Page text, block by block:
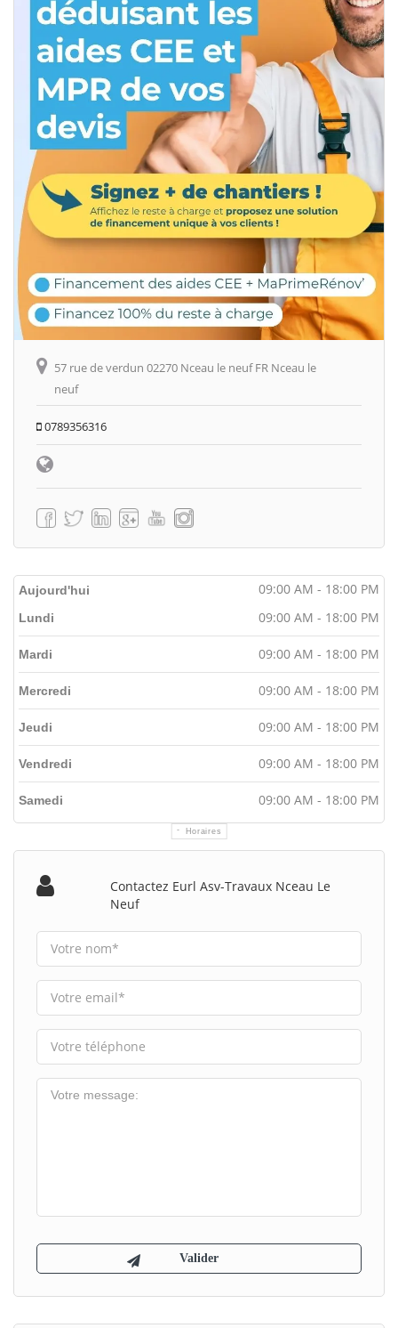
57 rue de verdun 02270 Nceau le neuf FR Nceau le
neuf
0789356316
Aujourd'hui 09:00 AM - 18:00 PM
Horaires
Lundi 09:00 AM - 18:00 PM
Mardi 09:00 AM - 18:00 PM
Mercredi 09:00 AM - 18:00 PM
Jeudi 09:00 AM - 18:00 PM
Vendredi 09:00 AM - 18:00 PM
Samedi 09:00 AM - 18:00 PM
Contactez Eurl Asv-Travaux Nceau Le
Neuf